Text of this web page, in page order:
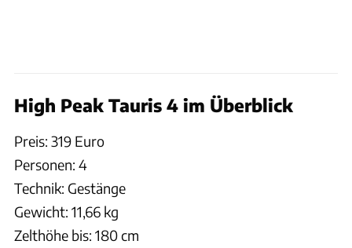
High Peak Tauris 4 im Überblick
Preis: 319 Euro
Personen: 4
Technik: Gestänge
Gewicht: 11,66 kg
Zelthöhe bis: 180 cm